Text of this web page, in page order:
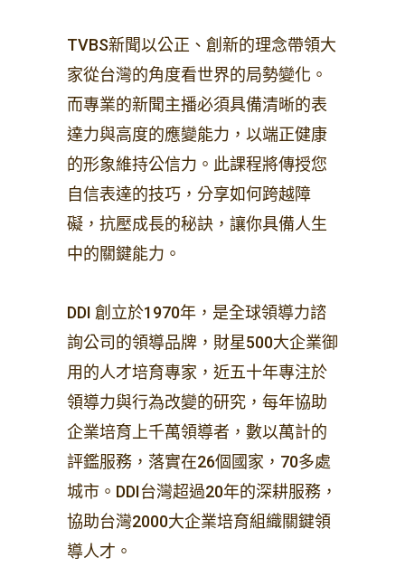
TVBS新聞以公正、創新的理念帶領大
家從台灣的角度看世界的局勢變化。
而專業的新聞主播必須具備清晰的表
達力與高度的應變能力，以端正健康
的形象維持公信力。此課程將傳授您
自信表達的技巧，分享如何跨越障
礙，抗壓成長的秘訣，讓你具備人生
中的關鍵能力。
DDI 創立於1970年，是全球領導力諮
詢公司的領導品牌，財星500大企業御
用的人才培育專家，近五十年專注於
領導力與行為改變的研究，每年協助
企業培育上千萬領導者，數以萬計的
評鑑服務，落實在26個國家，70多處
城市。DDI台灣超過20年的深耕服務，
協助台灣2000大企業培育組織關鍵領
導人才。